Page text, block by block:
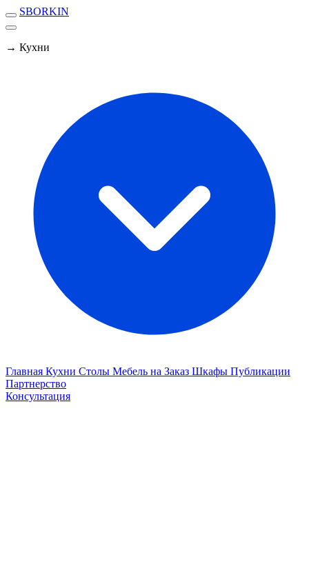
SBORKIN
→ Кухни
Главная Кухни Столы Мебель на Заказ Шкафы Публикации
Партнерство
Консультация